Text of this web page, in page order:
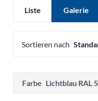
Liste Galerie
Sortieren nach
Drücken, um
Farbe Lichtblau RAL